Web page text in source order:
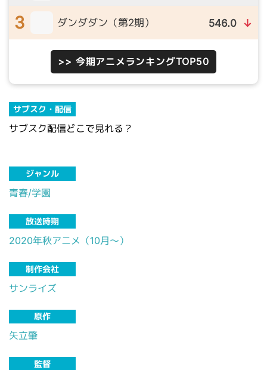
3 ダンダダン（第2期） 546.0 ↓
>> 今期アニメランキングTOP50
サブスク・配信
サブスク配信どこで見れる？
ジャンル
青春/学園
放送時期
2020年秋アニメ（10月～）
制作会社
サンライズ
原作
矢立肇
監督